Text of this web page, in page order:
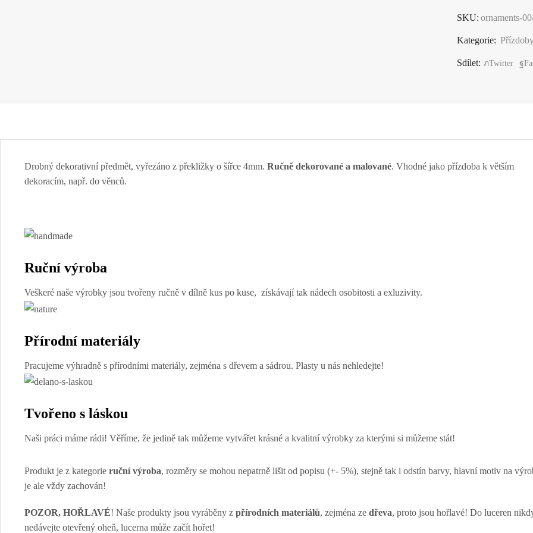
růžová
Šťastný
množství
SKU: ornaments-
Kategorie:
Sdílet: Twitter
Drobný dekorativní předmět, vyřezáno z překližky o šířce 4mm. Ručně dekorované a malované. Vhodné jako přízdoba k větším
dekoracím, např. do věnců.
Ruční výroba
Veškeré naše výrobky jsou tvořeny ručně v dílně kus po kuse, získávají tak nádech osobitosti a exluzivity.
Přírodní materiály
Pracujeme výhradně s přírodními materiály, zejména s dřevem a sádrou. Plasty u nás nehledejte!
Tvořeno s láskou
Naši práci máme rádi! Věříme, že jedině tak můžeme vytvářet krásné a kvalitní výrobky za kterými si můžeme stát!
Produkt je z kategorie ruční výroba, rozměry se mohou nepatrně lišit od popisu (+- 5%), stejně tak i odstín barvy, hlavní motiv na
je ale vždy zachován!
POZOR, HOŘLAVÉ! Naše produkty jsou vyráběny z přírodních materiálů, zejména ze dřeva, proto jsou hořlavé! Do luceren
nedávejte otevřený oheň, lucerna může začít hořet!